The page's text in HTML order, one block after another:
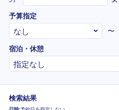
予算指定
〜
宿泊・休憩
検索結果